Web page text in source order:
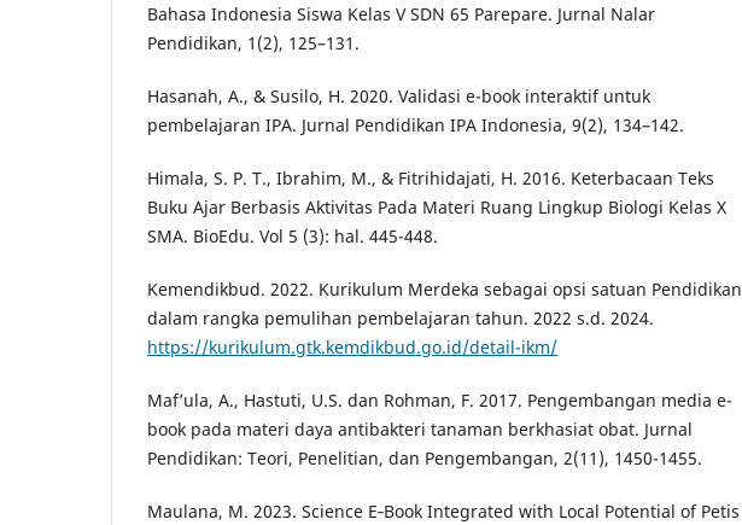
Bahasa Indonesia Siswa Kelas V SDN 65 Parepare. Jurnal Nalar
Pendidikan, 1(2), 125–131.
Hasanah, A., & Susilo, H. 2020. Validasi e-book interaktif untuk
pembelajaran IPA. Jurnal Pendidikan IPA Indonesia, 9(2), 134–142.
Himala, S. P. T., Ibrahim, M., & Fitrihidajati, H. 2016. Keterbacaan Teks
Buku Ajar Berbasis Aktivitas Pada Materi Ruang Lingkup Biologi Kelas X
SMA. BioEdu. Vol 5 (3): hal. 445-448.
Kemendikbud. 2022. Kurikulum Merdeka sebagai opsi satuan Pendidikan
dalam rangka pemulihan pembelajaran tahun. 2022 s.d. 2024.
https://kurikulum.gtk.kemdikbud.go.id/detail-ikm/
Maf’ula, A., Hastuti, U.S. dan Rohman, F. 2017. Pengembangan media e-
book pada materi daya antibakteri tanaman berkhasiat obat. Jurnal
Pendidikan: Teori, Penelitian, dan Pengembangan, 2(11), 1450-1455.
Maulana, M. 2023. Science E‑Book Integrated with Local Potential of Petis